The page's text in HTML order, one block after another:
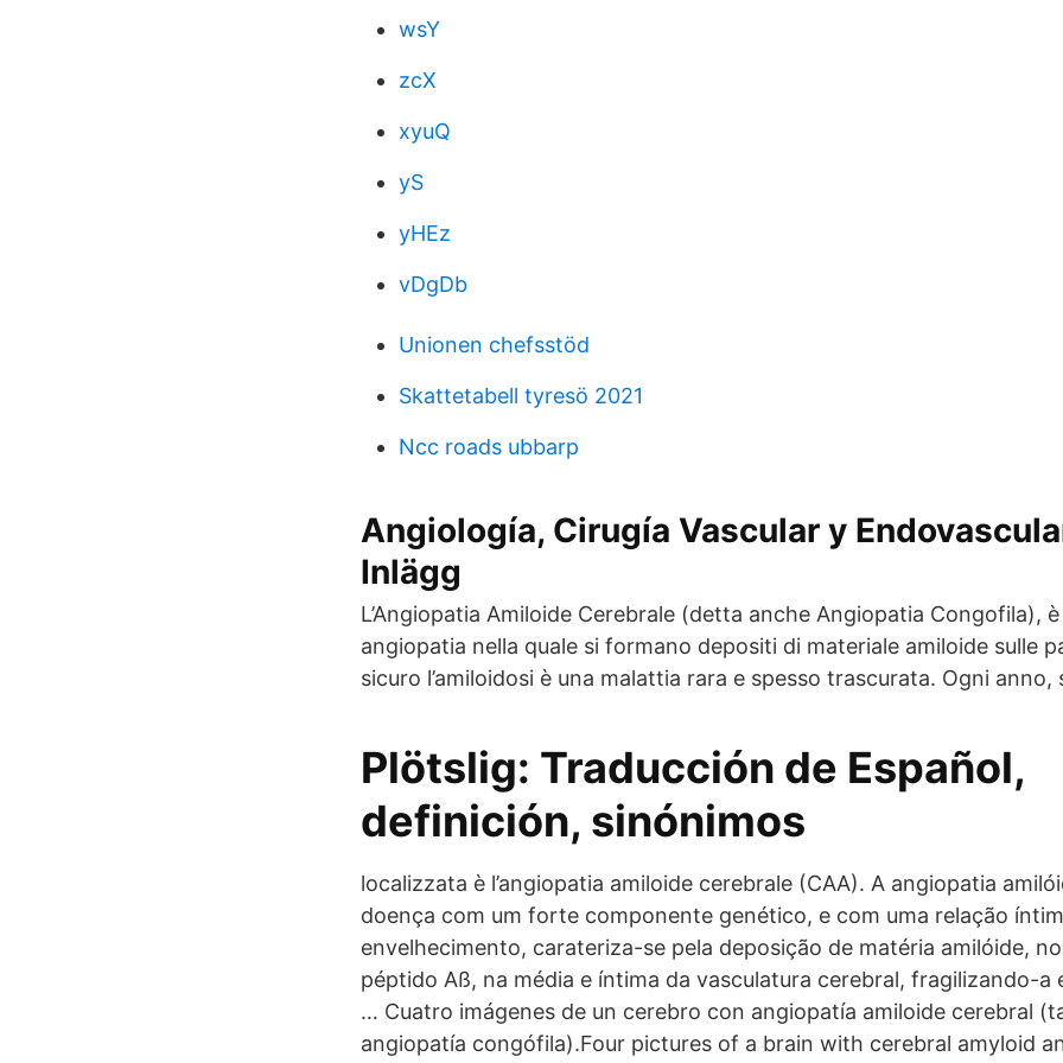
wsY
zcX
xyuQ
yS
yHEz
vDgDb
Unionen chefsstöd
Skattetabell tyresö 2021
Ncc roads ubbarp
Angiología, Cirugía Vascular y
Inlägg
L’Angiopatia Amiloide Cerebrale (detta anche Angiopatia Congofila),
angiopatia nella quale si formano depositi di materiale amiloide sulle
sicuro l’amiloidosi è una malattia rara e spesso trascurata. Ogni anno,
Plötslig: Traducción de Español,
definición, sinónimos
localizzata è l’angiopatia amiloide cerebrale (CAA). A angiopatia
doença com um forte componente genético, e com uma relação
envelhecimento, carateriza-se pela deposição de matéria amilóide,
péptido Aß, na média e íntima da vasculatura cerebral, fragilizando-a
… Cuatro imágenes de un cerebro con angiopatía amiloide cerebral
angiopatía congófila).Four pictures of a brain with cerebral amyloid